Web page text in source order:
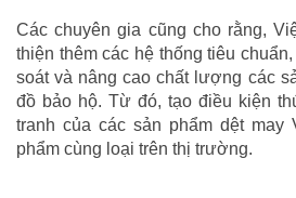
Các chuyên gia cũng cho rằng,
thiện thêm các hệ thống tiêu
soát và nâng cao chất lượng các
đồ bảo hộ. Từ đó, tạo điều kiện
tranh của các sản phẩm dệt may
phẩm cùng loại trên thị trường.